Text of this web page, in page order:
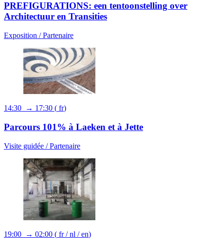
PREFIGURATIONS: een tentoonstelling over
Architectuur en Transities
Exposition /Partenaire
14:30 → 17:30 ( fr)
Parcours 101% à Laeken et à Jette
Visite guidée /Partenaire
19:00 → 02:00 ( fr/nl /en)